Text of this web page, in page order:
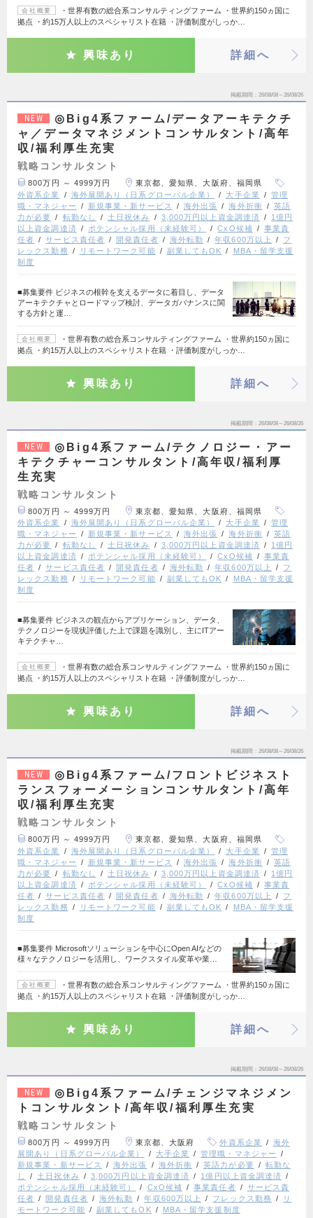
会社概要
・世界有数の総合系コンサルティングファーム ・世界約150ヵ国に
拠点 ・約15万人以上のスペシャリスト在籍 ・評価制度がしっか…
興味あり 詳細へ
掲載期間 26/08/08～26/08/26
NEW
◎Big4系ファーム/データアーキテクチ
ャ／データマネジメントコンサルタント/高年
収/福利厚生充実
戦略コンサルタント
800万円 ～ 4999万円
東京都、愛知県、大阪府、福岡県
外資系企業
海外展開あり（日系グローバル企業） 大手企業
管理
職・マネジャー
新規事業・新サービス 海外出張 海外折衝
英語
力が必要
転勤なし 土日祝休み 3,000万円以上資金調達済
1億円
以上資金調達済
ポテンシャル採用（未経験可） CxO候補
事業責
任者
サービス責任者 開発責任者 海外転勤 年収600万以上
フ
レックス勤務
リモートワーク可能 副業してもOK
MBA・留学支援
制度
■募集要件 ビジネスの根幹を支えるデータに着目し、データ
アーキテクチャとロードマップ検討、データガバナンスに関
する方針と運…
会社概要
・世界有数の総合系コンサルティングファーム ・世界約150ヵ国に
拠点 ・約15万人以上のスペシャリスト在籍 ・評価制度がしっか…
興味あり 詳細へ
掲載期間 26/08/08～26/08/26
NEW
◎Big4系ファーム/テクノロジー・アー
キテクチャーコンサルタント/高年収/福利厚
生充実
戦略コンサルタント
800万円 ～ 4999万円
東京都、愛知県、大阪府、福岡県
外資系企業
海外展開あり（日系グローバル企業） 大手企業
管理
職・マネジャー
新規事業・新サービス 海外出張 海外折衝
英語
力が必要
転勤なし 土日祝休み 3,000万円以上資金調達済
1億円
以上資金調達済
ポテンシャル採用（未経験可） CxO候補
事業責
任者
サービス責任者 開発責任者 海外転勤 年収600万以上
フ
レックス勤務
リモートワーク可能 副業してもOK
MBA・留学支援
制度
■募集要件 ビジネスの観点からアプリケーション、データ、
テクノロジーを現状評価した上で課題を識別し、主にITアー
キテクチャ…
会社概要
・世界有数の総合系コンサルティングファーム ・世界約150ヵ国に
拠点 ・約15万人以上のスペシャリスト在籍 ・評価制度がしっか…
興味あり 詳細へ
掲載期間 26/08/08～26/08/26
NEW
◎Big4系ファーム/フロントビジネスト
ランスフォーメーションコンサルタント/高年
収/福利厚生充実
戦略コンサルタント
800万円 ～ 4999万円
東京都、愛知県、大阪府、福岡県
外資系企業
海外展開あり（日系グローバル企業） 大手企業
管理
職・マネジャー
新規事業・新サービス 海外出張 海外折衝
英語
力が必要
転勤なし 土日祝休み 3,000万円以上資金調達済
1億円
以上資金調達済
ポテンシャル採用（未経験可） CxO候補
事業責
任者
サービス責任者 開発責任者 海外転勤 年収600万以上
フ
レックス勤務
リモートワーク可能 副業してもOK
MBA・留学支援
制度
■募集要件 Microsoftソリューションを中心にOpen AIなどの
様々なテクノロジーを活用し、ワークスタイル変革や業…
会社概要
・世界有数の総合系コンサルティングファーム ・世界約150ヵ国に
拠点 ・約15万人以上のスペシャリスト在籍 ・評価制度がしっか…
興味あり 詳細へ
掲載期間 26/08/08～26/08/26
NEW
◎Big4系ファーム/チェンジマネジメン
トコンサルタント/高年収/福利厚生充実
戦略コンサルタント
800万円 ～ 4999万円 東京都、大阪府 外資系企業
海外
展開あり（日系グローバル企業）
大手企業
管理職・マネジャー
新規事業・新サービス
海外出張 海外折衝 英語力が必要
転勤な
し
土日祝休み 3,000万円以上資金調達済
1億円以上資金調達済
ポテンシャル採用（未経験可）
CxO候補 事業責任者
サービス責
任者
開発責任者 海外転勤 年収600万以上 フレックス勤務
リ
モートワーク可能
副業してもOK MBA・留学支援制度